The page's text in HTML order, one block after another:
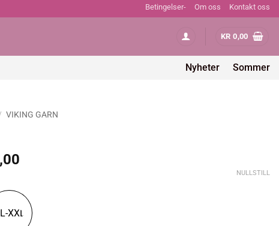
Betingelser- Om oss Kontakt oss
KR 0,00
Nyheter Sommer
VIKING GARN
kr 352,00
XXL
NULLSTILL